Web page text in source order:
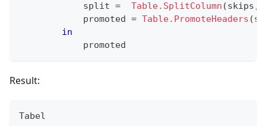
            split
= Table.SplitColumn (skips ,
            promoted
= Table.PromoteHeaders (
in
            promoted
Result:
Tabel